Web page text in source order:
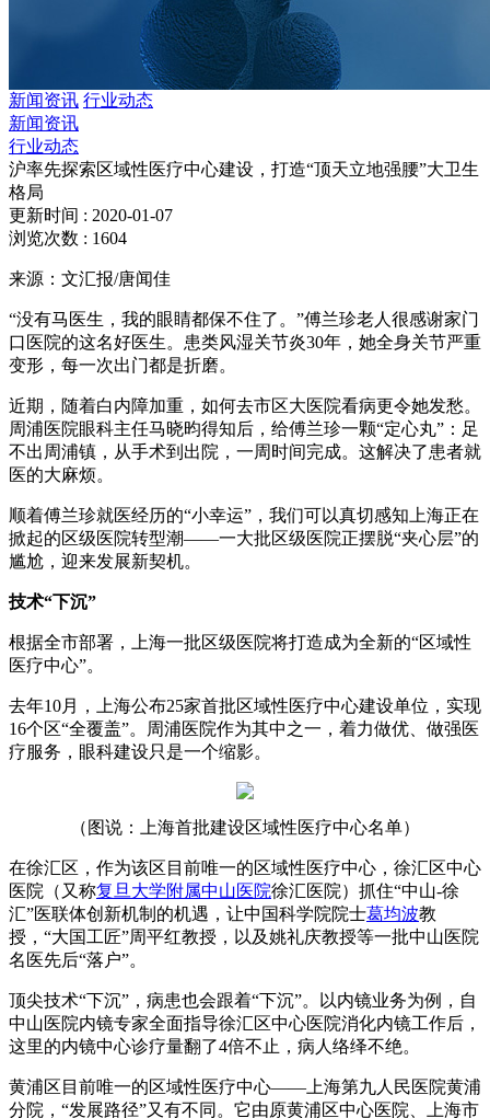
新闻资讯 行业动态
新闻资讯
行业动态
沪率先探索区域性医疗中心建设，打造“顶天立地强腰”大卫生
格局
更新时间 : 2020-01-07
浏览次数 : 1604
来源：文汇报/唐闻佳
“没有马医生，我的眼睛都保不住了。”傅兰珍老人很感谢家门
口医院的这名好医生。患类风湿关节炎30年，她全身关节严重
变形，每一次出门都是折磨。
近期，随着白内障加重，如何去市区大医院看病更令她发愁。
周浦医院眼科主任马晓昀得知后，给傅兰珍一颗“定心丸”：足
不出周浦镇，从手术到出院，一周时间完成。这解决了患者就
医的大麻烦。
顺着傅兰珍就医经历的“小幸运”，我们可以真切感知上海正在
掀起的区级医院转型潮——一大批区级医院正摆脱“夹心层”的
尴尬，迎来发展新契机。
技术“下沉”
根据全市部署，上海一批区级医院将打造成为全新的“区域性
医疗中心”。
去年10月，上海公布25家首批区域性医疗中心建设单位，实现
16个区“全覆盖”。周浦医院作为其中之一，着力做优、做强医
疗服务，眼科建设只是一个缩影。
（图说：上海首批建设区域性医疗中心名单）
在徐汇区，作为该区目前唯一的区域性医疗中心，徐汇区中心
医院（又称复旦大学附属中山医院徐汇医院）抓住“中山-徐
汇”医联体创新机制的机遇，让中国科学院院士葛均波教
授，“大国工匠”周平红教授，以及姚礼庆教授等一批中山医院
名医先后“落户”。
顶尖技术“下沉”，病患也会跟着“下沉”。以内镜业务为例，自
中山医院内镜专家全面指导徐汇区中心医院消化内镜工作后，
这里的内镜中心诊疗量翻了4倍不止，病人络绎不绝。
黄浦区目前唯一的区域性医疗中心——上海第九人民医院黄浦
分院，“发展路径”又有不同。它由原黄浦区中心医院、上海市